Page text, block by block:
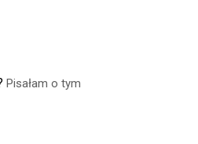
Pisałam o tym